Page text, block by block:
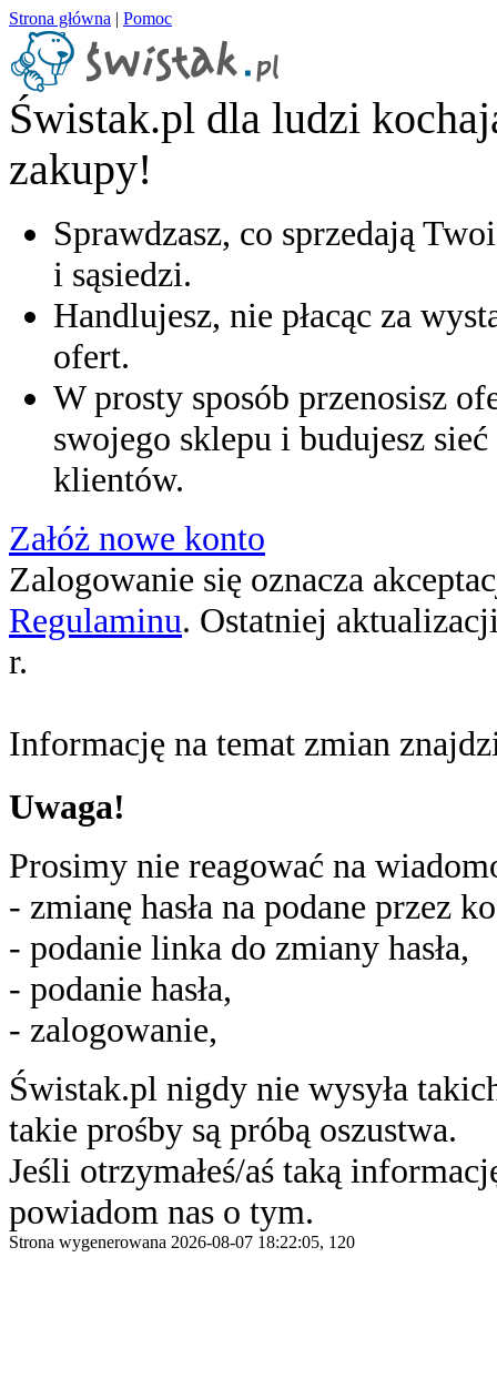
Strona główna | Pomoc
Świstak.pl dla ludzi
zakupy!
Sprawdzasz, co sprzedają
i sąsiedzi.
Handlujesz, nie płacąc za
ofert.
W prosty sposób przenosisz
swojego sklepu i budujesz sieć
klientów.
Załóż nowe konto
Zalogowanie się oznacza
Regulaminu. Ostatniej
r.
Informację na temat zmian
Uwaga!
Prosimy nie reagować na
- zmianę hasła na podane przez
- podanie linka do zmiany hasła,
- podanie hasła,
- zalogowanie,
Świstak.pl nigdy nie wysyła
takie prośby są próbą oszustwa.
Jeśli otrzymałeś/aś taką
powiadom nas o tym.
Strona wygenerowana 2026-08-07 18:22:05, 120